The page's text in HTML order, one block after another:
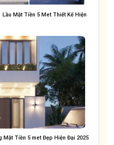
Lầu Mặt Tiền 5 Met Thiết Kế Hiện
Mặt Tiền 5 met Đẹp Hiện Đại 2025